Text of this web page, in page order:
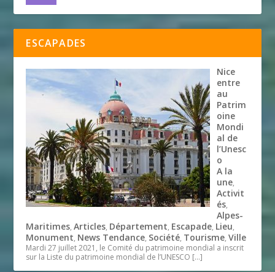
ESCAPADES
Nice
entre
au
Patrim
oine
Mondi
al de
l’Unesc
o
A la
une,
Activit
és,
Alpes-
Maritimes,Articles, Département, Escapade, Lieu,
Monument, News Tendance, Société, Tourisme,Ville
Mardi 27 juillet 2021, le Comité du patrimoine mondial a inscrit
sur la Liste du patrimoine mondial de l’UNESCO […]